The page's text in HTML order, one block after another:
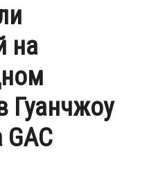
на
Гуанчжоу